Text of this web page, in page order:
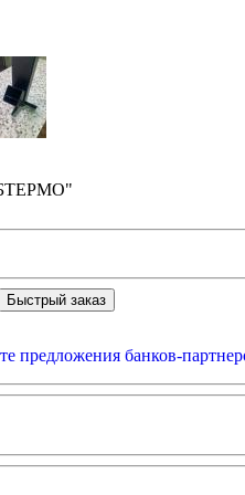
Быстрый заказ
предложения банков-